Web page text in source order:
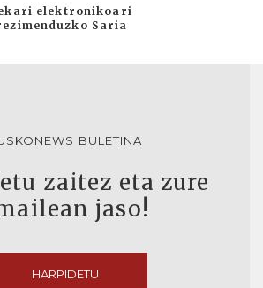
elektronikoari
Saria
BULETINA
zaitez eta zure
jaso!
HARPIDETU